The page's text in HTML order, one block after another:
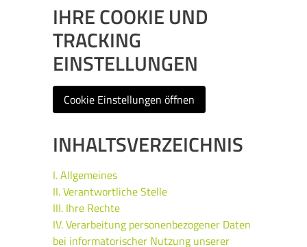
Sichtschutz
Kontakt
IHRE COOKIE UND
TRACKING
EINSTELLUNGEN
Cookie Einstellungen öffnen
INHALTSVERZEICHNIS
I. Allgemeines
II. Verantwortliche Stelle
III. Ihre Rechte
IV. Verarbeitung personenbezogener Daten
bei informatorischer Nutzung unserer